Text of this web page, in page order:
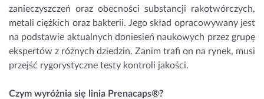
zanieczyszczeń oraz obecności substancji rakotwórczych,
metali ciężkich oraz bakterii. Jego skład opracowywany jest
na podstawie aktualnych doniesień naukowych przez grupę
ekspertów z różnych dziedzin. Zanim trafi on na rynek, musi
przejść rygorystyczne testy kontroli jakości.
Czym wyróżnia się linia Prenacaps®?